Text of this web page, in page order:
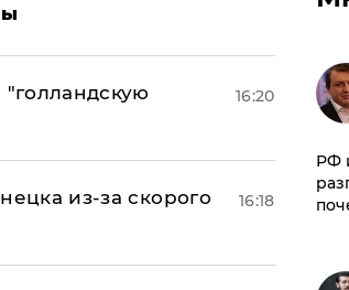
16:20
из-за скорого
16:18
РФ